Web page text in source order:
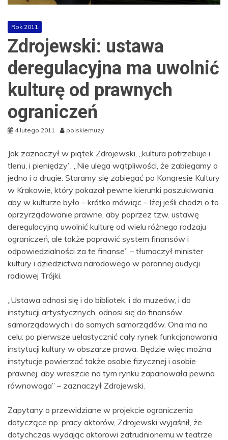
Rok 2011
Zdrojewski: ustawa
deregulacyjna ma uwolnić
kulturę od prawnych
ograniczeń
4 lutego 2011 polskiemuzy
Jak zaznaczył w piątek Zdrojewski, „kultura potrzebuje i
tlenu, i pieniędzy”. „Nie ulega wątpliwości, że zabiegamy o
jedno i o drugie. Staramy się zabiegać po Kongresie Kultury
w Krakowie, który pokazał pewne kierunki poszukiwania,
aby w kulturze było – krótko mówiąc – lżej jeśli chodzi o to
oprzyrządowanie prawne, aby poprzez tzw. ustawę
deregulacyjną uwolnić kulturę od wielu różnego rodzaju
ograniczeń, ale także poprawić system finansów i
odpowiedzialności za te finanse” – tłumaczył minister
kultury i dziedzictwa narodowego w porannej audycji
radiowej Trójki.
„Ustawa odnosi się i do bibliotek, i do muzeów, i do
instytucji artystycznych, odnosi się do finansów
samorządowych i do samych samorządów. Ona ma na
celu: po pierwsze uelastycznić cały rynek funkcjonowania
instytucji kultury w obszarze prawa. Będzie więc można
instytucje powierzać także osobie fizycznej i osobie
prawnej, aby wreszcie na tym rynku zapanowała pewna
równowaga” – zaznaczył Zdrojewski.
Zapytany o przewidziane w projekcie ograniczenia
dotyczące np. pracy aktorów, Zdrojewski wyjaśnił, że
dotychczas wydając aktorowi zatrudnionemu w teatrze